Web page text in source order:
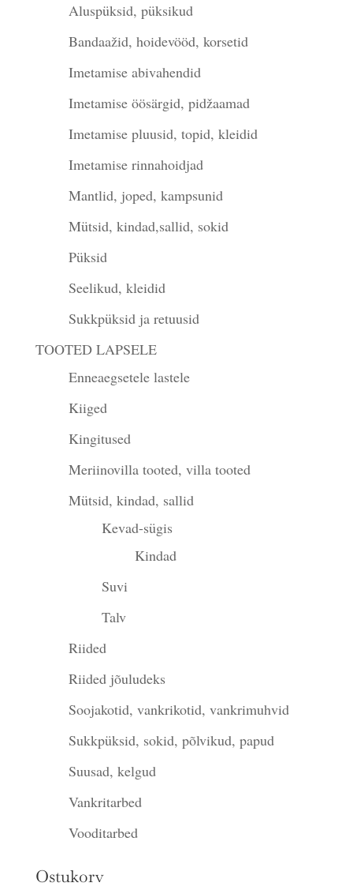
Aluspüksid, püksikud
Bandaažid, hoidevööd, korsetid
Imetamise abivahendid
Imetamise öösärgid, pidžaamad
Imetamise pluusid, topid, kleidid
Imetamise rinnahoidjad
Mantlid, joped, kampsunid
Mütsid, kindad,sallid, sokid
Püksid
Seelikud, kleidid
Sukkpüksid ja retuusid
TOOTED LAPSELE
Enneaegsetele lastele
Kiiged
Kingitused
Meriinovilla tooted, villa tooted
Mütsid, kindad, sallid
Kevad-sügis
Kindad
Suvi
Talv
Riided
Riided jõuludeks
Soojakotid, vankrikotid, vankrimuhvid
Sukkpüksid, sokid, põlvikud, papud
Suusad, kelgud
Vankritarbed
Vooditarbed
Ostukorv